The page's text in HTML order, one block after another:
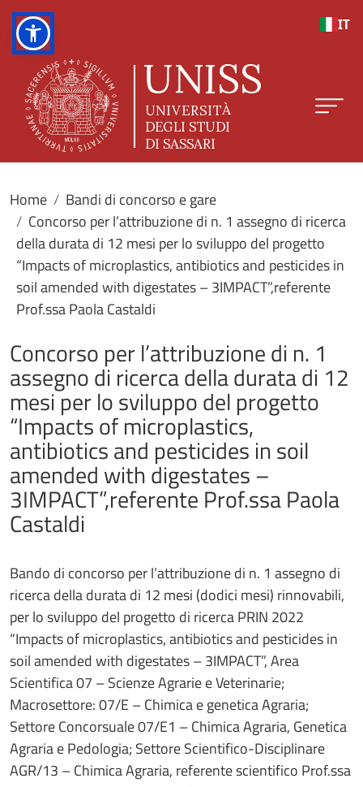
IT
Home
Bandi di concorso e gare
Concorso per l’attribuzione di n. 1 assegno di ricerca
della durata di 12 mesi per lo sviluppo del progetto
“Impacts of microplastics, antibiotics and pesticides in
soil amended with digestates – 3IMPACT”,referente
Prof.ssa Paola Castaldi
Concorso per l’attribuzione di n. 1
assegno di ricerca della durata di 12
mesi per lo sviluppo del progetto
“Impacts of microplastics,
antibiotics and pesticides in soil
amended with digestates –
3IMPACT”,referente Prof.ssa Paola
Castaldi
Bando di concorso per l’attribuzione di n. 1 assegno di
ricerca della durata di 12 mesi (dodici mesi) rinnovabili,
per lo sviluppo del progetto di ricerca PRIN 2022
“Impacts of microplastics, antibiotics and pesticides in
soil amended with digestates – 3IMPACT”, Area
Scientifica 07 – Scienze Agrarie e Veterinarie;
Macrosettore: 07/E – Chimica e genetica Agraria;
Settore Concorsuale 07/E1 – Chimica Agraria, Genetica
Agraria e Pedologia; Settore Scientifico-Disciplinare
AGR/13 – Chimica Agraria, referente scientifico Prof.ssa